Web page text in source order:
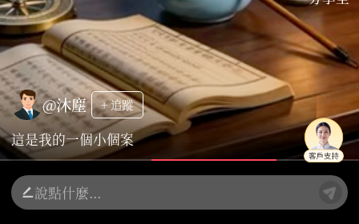
@沐塵 + 追蹤
這是我的一個小個案